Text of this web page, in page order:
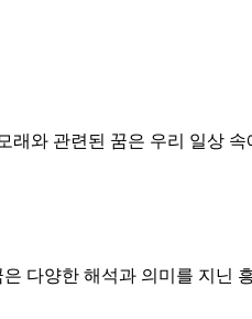
래와 관련된 꿈은 우리 일상
다양한 해석과 의미를 지닌